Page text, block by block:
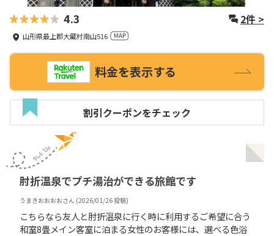
4.3 2件 >
山形県最上郡大蔵村南山516
料金を表示する
割引クーポンをチェック
肘折温泉でプチ湯治ができる旅館です
うまきおおおおさん (2026/01/26投稿)
こちらなら友人と肘折温泉に行く時に利用するご希望に合う
和室8畳メイン客室に泊まる女性のお客様には、選べる色浴